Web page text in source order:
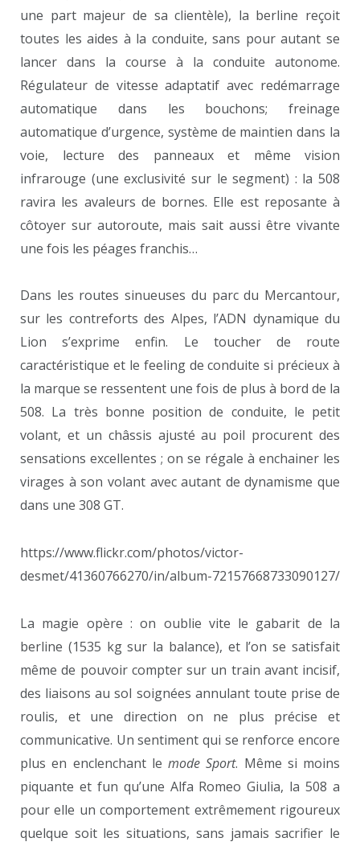
une part majeur de sa clientèle), la berline reçoit
toutes les aides à la conduite, sans pour autant se
lancer dans la course à la conduite autonome.
Régulateur de vitesse adaptatif avec redémarrage
automatique dans les bouchons; freinage
automatique d’urgence, système de maintien dans la
voie, lecture des panneaux et même vision
infrarouge (une exclusivité sur le segment) : la 508
ravira les avaleurs de bornes. Elle est reposante à
côtoyer sur autoroute, mais sait aussi être vivante
une fois les péages franchis…
Dans les routes sinueuses du parc du Mercantour,
sur les contreforts des Alpes, l’ADN dynamique du
Lion s’exprime enfin. Le toucher de route
caractéristique et le feeling de conduite si précieux à
la marque se ressentent une fois de plus à bord de la
508. La très bonne position de conduite, le petit
volant, et un châssis ajusté au poil procurent des
sensations excellentes ; on se régale à enchainer les
virages à son volant avec autant de dynamisme que
dans une 308 GT.
https://www.flickr.com/photos/victor-
desmet/41360766270/in/album-72157668733090127/
La magie opère : on oublie vite le gabarit de la
berline (1535 kg sur la balance), et l’on se satisfait
même de pouvoir compter sur un train avant incisif,
des liaisons au sol soignées annulant toute prise de
roulis, et une direction on ne plus précise et
communicative. Un sentiment qui se renforce encore
plus en enclenchant le mode Sport. Même si moins
piquante et fun qu’une Alfa Romeo Giulia, la 508 a
pour elle un comportement extrêmement rigoureux
quelque soit les situations, sans jamais sacrifier le